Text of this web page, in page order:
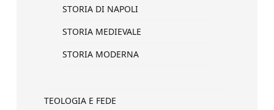
STORIA DI NAPOLI
STORIA MEDIEVALE
STORIA MODERNA
TEOLOGIA E FEDE